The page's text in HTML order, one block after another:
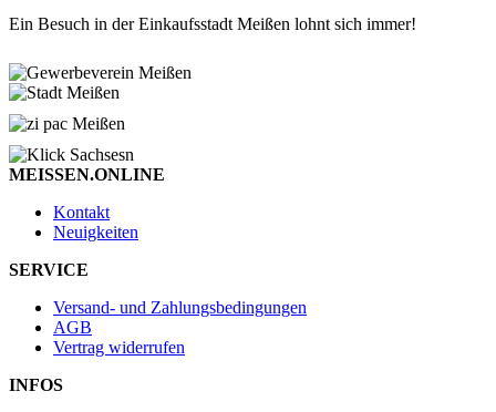
Ein Besuch in der Einkaufsstadt Meißen lohnt sich immer!
MEISSEN.ONLINE
Kontakt
Neuigkeiten
SERVICE
Versand- und Zahlungsbedingungen
AGB
Vertrag widerrufen
INFOS